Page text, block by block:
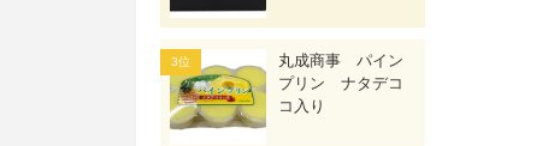
丸成商事 パイン
プリン ナタデコ
コ入り